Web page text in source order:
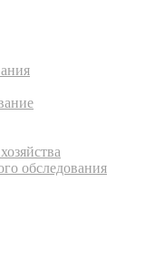
обследования